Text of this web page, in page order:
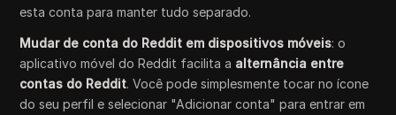
esta conta para manter tudo separado.
Mudar de conta do Reddit em dispositivos móveis: o
aplicativo móvel do Reddit facilita a alternância entre
contas do Reddit. Você pode simplesmente tocar no ícone
do seu perfil e selecionar "Adicionar conta" para entrar em